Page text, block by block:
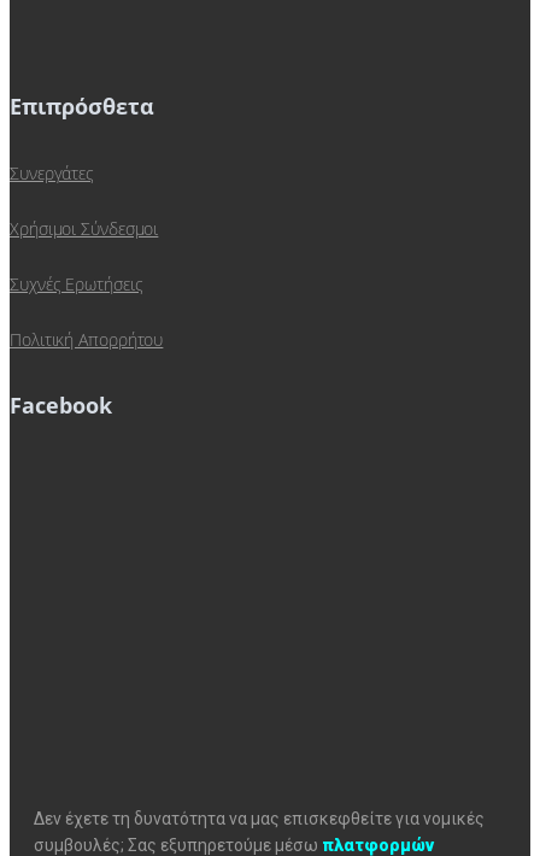
Επιπρόσθετα
Συνεργάτες
Χρήσιμοι Σύνδεσμοι
Συχνές Ερωτήσεις
Πολιτική Απορρήτου
Facebook
Δεν έχετε τη δυνατότητα να μας επισκεφθείτε για νομικές
συμβουλές; Σας εξυπηρετούμε μέσω πλατφορμών